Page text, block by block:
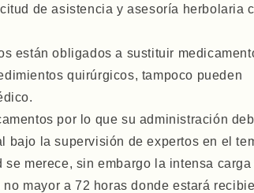
de asistencia y asesoría herbolaria
están obligados a sustituir
quirúrgicos, tampoco pueden
por lo que su administración
bajo la supervisión de expertos en el
merece, sin embargo la intensa carga
mayor a 72 horas donde estará